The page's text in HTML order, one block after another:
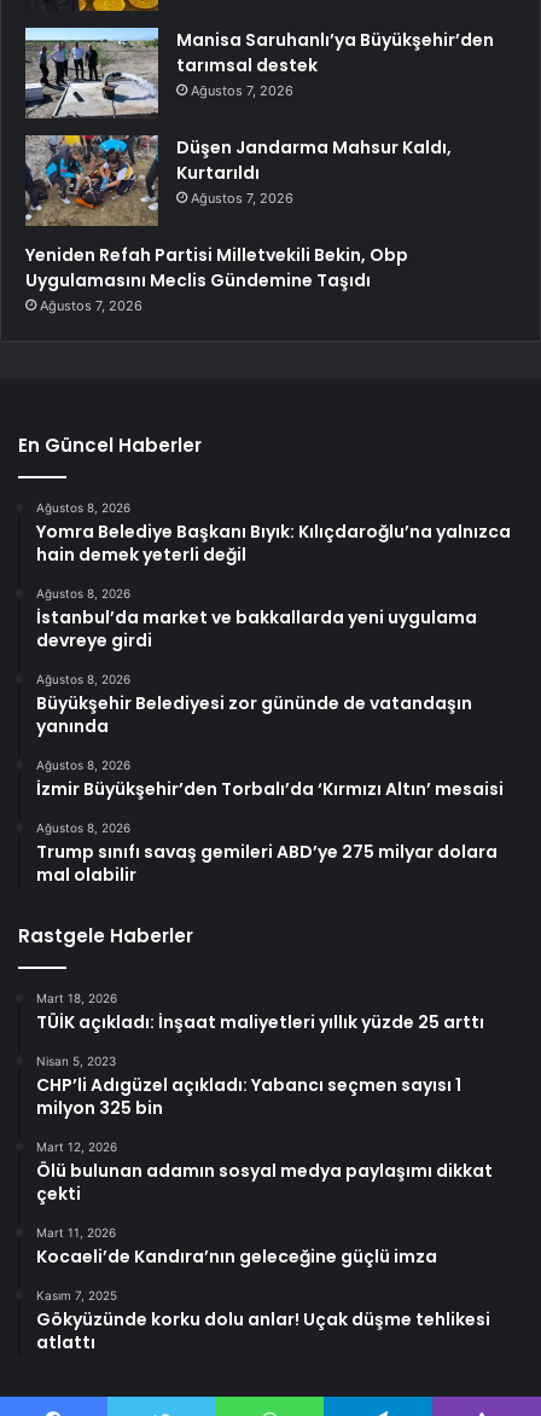
Manisa Saruhanlı’ya Büyükşehir’den
tarımsal destek
Ağustos 7, 2026
Düşen Jandarma Mahsur Kaldı,
Kurtarıldı
Ağustos 7, 2026
Yeniden Refah Partisi Milletvekili Bekin, Obp
Uygulamasını Meclis Gündemine Taşıdı
Ağustos 7, 2026
En Güncel Haberler
Ağustos 8, 2026
Yomra Belediye Başkanı Bıyık: Kılıçdaroğlu’na yalnızca
hain demek yeterli değil
Ağustos 8, 2026
İstanbul’da market ve bakkallarda yeni uygulama
devreye girdi
Ağustos 8, 2026
Büyükşehir Belediyesi zor gününde de vatandaşın
yanında
Ağustos 8, 2026
İzmir Büyükşehir’den Torbalı’da ‘Kırmızı Altın’ mesaisi
Ağustos 8, 2026
Trump sınıfı savaş gemileri ABD’ye 275 milyar dolara
mal olabilir
Rastgele Haberler
Mart 18, 2026
TÜİK açıkladı: İnşaat maliyetleri yıllık yüzde 25 arttı
Nisan 5, 2023
CHP’li Adıgüzel açıkladı: Yabancı seçmen sayısı 1
milyon 325 bin
Mart 12, 2026
Ölü bulunan adamın sosyal medya paylaşımı dikkat
çekti
Mart 11, 2026
Kocaeli’de Kandıra’nın geleceğine güçlü imza
Kasım 7, 2025
Gökyüzünde korku dolu anlar! Uçak düşme tehlikesi
atlattı